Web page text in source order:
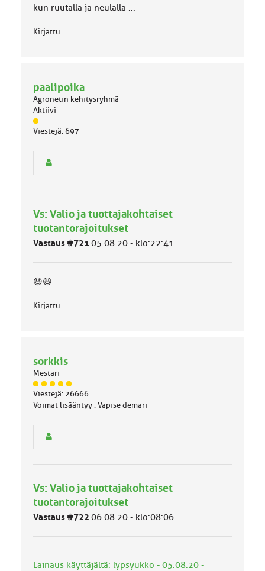
kun ruutalla ja neulalla ...
Kirjattu
paalipoika
Agronetin kehitysryhmä
Aktiivi
J
ä
m
ä
u
k
:
Viestejä: 697
Vs: Valio ja tuottajakohtaiset
tuotantorajoitukset
Vastaus #72105.08.20 - klo:22:41
😆😆
Kirjattu
sorkkis
Mestari
J
ä
s
ä
l
o
:
Viestejä: 26666
Voimat lisääntyy . Vapise demari
Vs: Valio ja tuottajakohtaiset
tuotantorajoitukset
Vastaus #722 06.08.20 - klo:08:06
Lainaus käyttäjältä: lypsyukko - 05.08.20 -